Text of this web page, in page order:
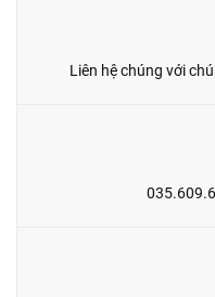
Liên hệ chúng với